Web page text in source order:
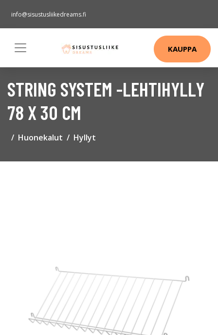
info@sisustusliikedreams.fi
KAUPPA
STRING SYSTEM -LEHTIHYLLY
78 X 30 CM
Huonekalut Hyllyt